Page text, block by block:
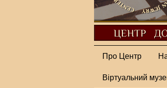
Про Центр
Віртуальний